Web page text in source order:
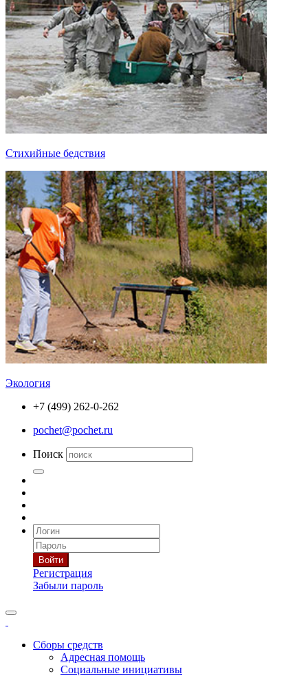
Стихийные бедствия
Экология
+7 (499) 262-0-262
pochet@pochet.ru
Поиск
Войти
Регистрация
Забыли пароль
Сборы средств
Адресная помощь
Социальные инициативы